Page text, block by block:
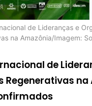
de Lideranças e
na Amazônia/Imagem:
de
Regenerativas na